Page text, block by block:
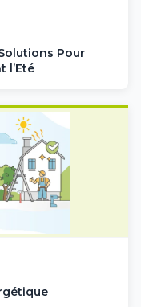
Pour
l’Eté